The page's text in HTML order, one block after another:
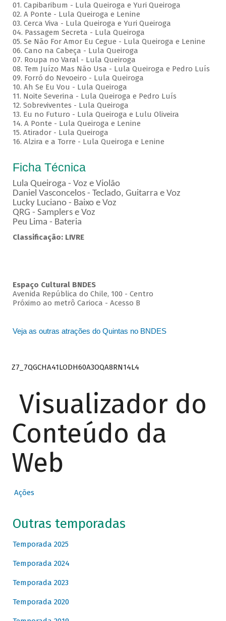
01. Capibaribum - Lula Queiroga e Yuri Queiroga
02. A Ponte - Lula Queiroga e Lenine
03. Cerca Viva - Lula Queiroga e Yuri Queiroga
04. Passagem Secreta - Lula Queiroga
05. Se Não For Amor Eu Cegue - Lula Queiroga e Lenine
06. Cano na Cabeça - Lula Queiroga
07. Roupa no Varal - Lula Queiroga
08. Tem Juízo Mas Não Usa - Lula Queiroga e Pedro Luís
09. Forró do Nevoeiro - Lula Queiroga
10. Ah Se Eu Vou - Lula Queiroga
11. Noite Severina - Lula Queiroga e Pedro Luís
12. Sobreviventes - Lula Queiroga
13. Eu no Futuro - Lula Queiroga e Lulu Oliveira
14. A Ponte - Lula Queiroga e Lenine
15. Atirador - Lula Queiroga
16. Alzira e a Torre - Lula Queiroga e Lenine
Ficha Técnica
Lula Queiroga - Voz e Violão
Daniel Vasconcelos - Teclado, Guitarra e Voz
Lucky Luciano - Baixo e Voz
QRG - Samplers e Voz
Peu Lima - Bateria
Classificação: LIVRE
Espaço Cultural BNDES
Avenida República do Chile, 100 - Centro
Próximo ao metrô Carioca - Acesso B
Veja as outras atrações do Quintas no BNDES
Z7_7QGCHA41LODH60A3OQA8RN14L4
Visualizador do
Conteúdo da
Web
Ações
Outras temporadas
Temporada 2025
Temporada 2024
Temporada 2023
Temporada 2020